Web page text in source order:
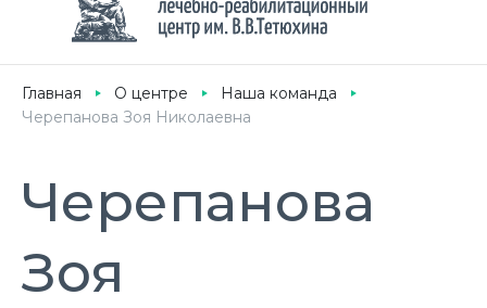
Главная О центре
Наша команда
Черепанова Зоя Николаевна
Черепанова
Зоя